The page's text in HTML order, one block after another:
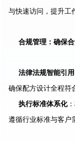
与快速访问，提升工
合规管理：确保
法律法规智能引用
确保配方设计全程符
执行标准体系化
遵循行业标准与客户